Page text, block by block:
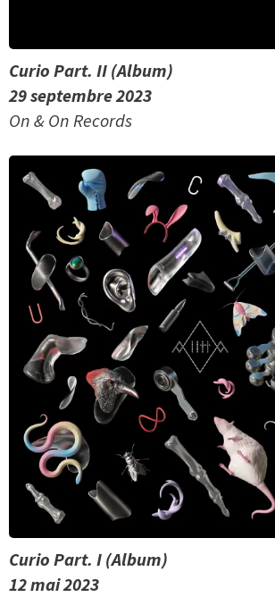
Curio Part. II (Album)
29 septembre 2023
On & On Records
Curio Part. I (Album)
12 mai 2023